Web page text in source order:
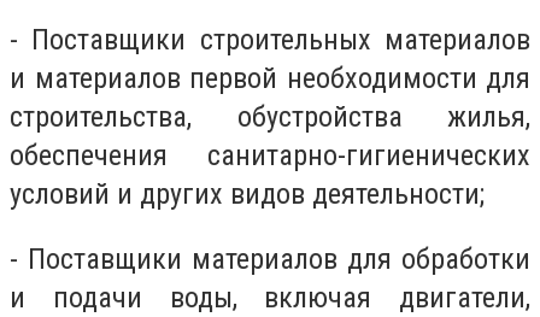
- Поставщики строительных материалов
и материалов первой необходимости для
строительства, обустройства жилья,
обеспечения санитарно-гигиенических
условий и других видов деятельности;
- Поставщики материалов для обработки
и подачи воды, включая двигатели,